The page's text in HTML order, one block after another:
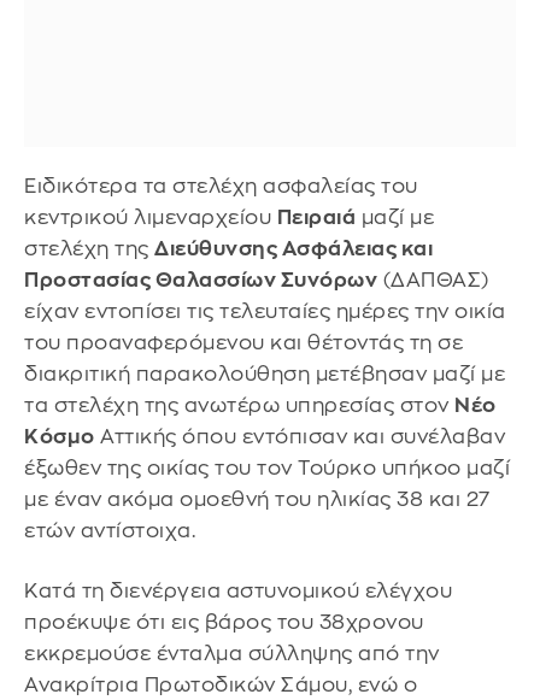
Ειδικότερα τα στελέχη ασφαλείας του
κεντρικού λιμεναρχείου Πειραιά μαζί με
στελέχη της Διεύθυνσης Ασφάλειας και
Προστασίας Θαλασσίων Συνόρων (ΔΑΠΘΑΣ)
είχαν εντοπίσει τις τελευταίες ημέρες την οικία
του προαναφερόμενου και θέτοντάς τη σε
διακριτική παρακολούθηση μετέβησαν μαζί με
τα στελέχη της ανωτέρω υπηρεσίας στον Νέο
Κόσμο Αττικής όπου εντόπισαν και συνέλαβαν
έξωθεν της οικίας του τον Τούρκο υπήκοο μαζί
με έναν ακόμα ομοεθνή του ηλικίας 38 και 27
ετών αντίστοιχα.
Κατά τη διενέργεια αστυνομικού ελέγχου
προέκυψε ότι εις βάρος του 38χρονου
εκκρεμούσε ένταλμα σύλληψης από την
Ανακρίτρια Πρωτοδικών Σάμου, ενώ ο